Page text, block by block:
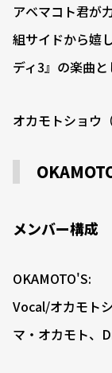
アベマコト君が
組サイドから嬉
ディ3』の楽曲
オカモトショウ
メンバー構成
OKAMOTO'S:
Vocal/オカモト
マ・オカモト、